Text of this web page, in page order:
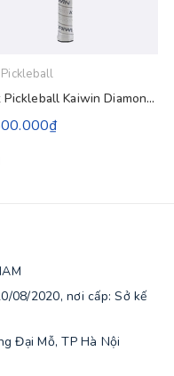
Vợt Pickleball Kaiwin Diamond Gen 3 - Màu Xám
08/2020, nơi cấp: Sở kế
Đại Mỗ, TP Hà Nội